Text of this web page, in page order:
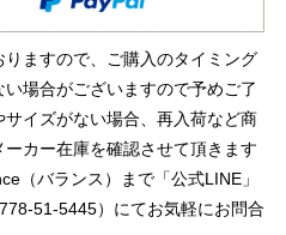
ますので、ご購入のタイミング
場合がございますので予めご了
イズがない場合、再入荷など商
カー在庫を確認させて頂きます
（バランス）まで「公式LINE」
51-5445）にてお気軽にお問合